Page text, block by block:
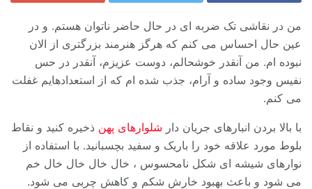
من در نقاشی تک ضربه ای در حال حاضر ناتوان هستم. و در
عین حال احساس می کنم که هرگز هنرمند بزرگتری از الان
نبوده ام. من آنقدر خوشحالم، دوست عزیزم، آنقدر در حس
نفیس وجود ساده و آرام، جذب شده ام که از استعدادهایم غفلت
می کنم.
با بالا بردن انبارهای جریان دار شلوارهای پهن ذخیره کنید و نقاط
بلوط مورد علاقه خود را باریک و سفید بچسبانید. با استفاده از
نوارهای شیشه ای شکل نامحسوس ، خال خال خال خال خم
می شود و باعث بهبود خارش شکم و کاهش چربی می شود.